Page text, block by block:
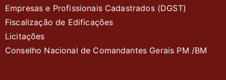
Empresas e Profissionais Cadastrados (DGST)
Fiscalização de Edificações
Licitações
Conselho Nacional de Comandantes Gerais PM /BM